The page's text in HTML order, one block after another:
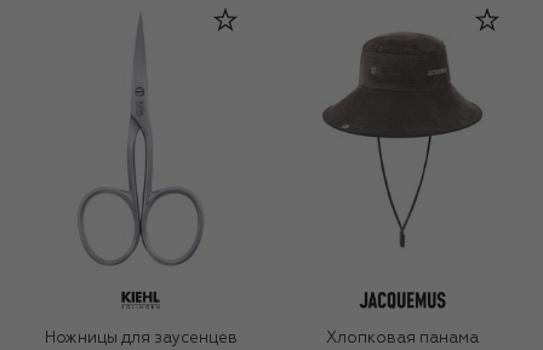
Ножницы для заусенцев
Хлопковая панама